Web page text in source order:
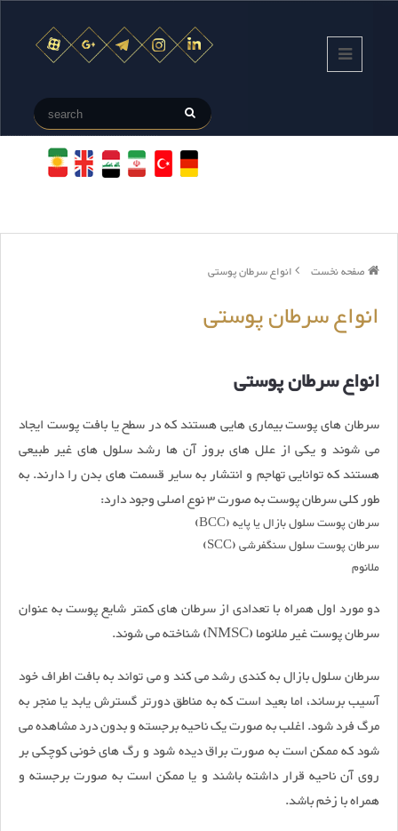
صفحه نخست انواع سرطان پوستی
انواع سرطان پوستی
انواع سرطان پوستی
سرطان های پوست بیماری هایی هستند که در سطح یا بافت پوست ایجاد
می شوند و یکی از علل های بروز آن ها رشد سلول های غیر طبیعی
هستند که توانایی تهاجم و انتشار به سایر قسمت های بدن را دارند. به
طور کلی سرطان پوست به صورت 3 نوع اصلی وجود دارد:
سرطان پوست سلول بازال یا پایه (BCC
)
سرطان پوست سلول سنگفرشی (SCC
)
ملانوم
دو مورد اول همراه با تعدادی از سرطان های کمتر شایع پوست به عنوان
سرطان پوست غیر ملانوما (NMSC) شناخته می شوند.
سرطان سلول بازال به کندی رشد می کند و می تواند به بافت اطراف خود
آسیب برساند، اما بعید است که به مناطق دورتر گسترش یابد یا منجر به
مرگ فرد شود. اغلب به صورت یک ناحیه برجسته و بدون درد مشاهده می
شود که ممکن است به صورت براق دیده شود و رگ های خونی کوچکی بر
روی آن ناحیه قرار داشته باشند و یا ممکن است به صورت برجسته و
همراه با زخم باشد.